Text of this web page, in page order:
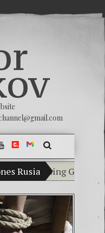
Rusia
a promising
Breaking
(Español)
Criminality